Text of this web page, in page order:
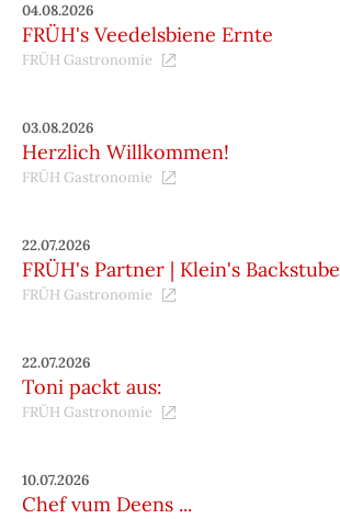
04.08.2026
FRÜH's Veedelsbiene Ernte
FRÜH Gastronomie
03.08.2026
Herzlich Willkommen!
FRÜH Gastronomie
22.07.2026
FRÜH's Partner | Klein's Backstube
FRÜH Gastronomie
22.07.2026
Toni packt aus:
FRÜH Gastronomie
10.07.2026
Chef vum Deens ...